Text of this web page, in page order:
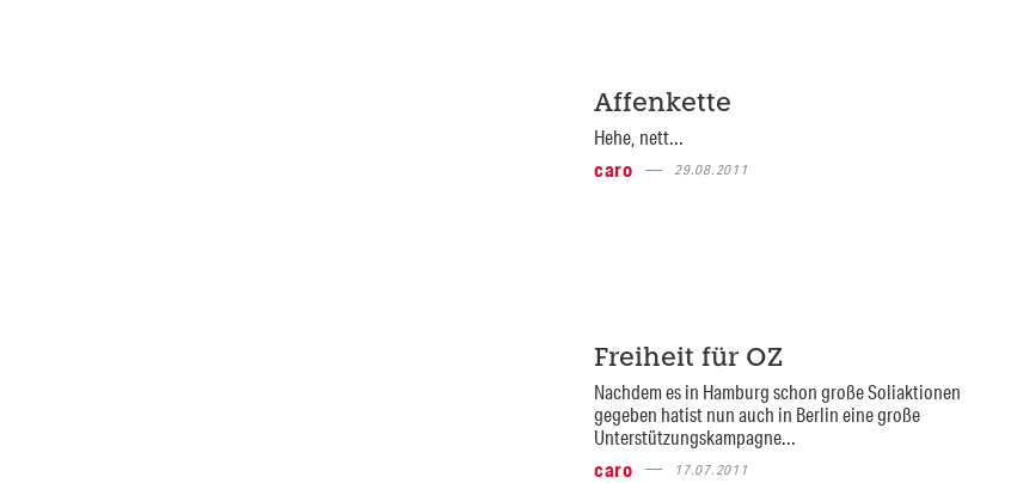
Affenkette
Hehe, nett...
caro
29.08.2011
Freiheit für OZ
Nachdem es in Hamburg schon große Soliaktionen
gegeben hatist nun auch in Berlin eine große
Unterstützungskampagne...
caro
17.07.2011